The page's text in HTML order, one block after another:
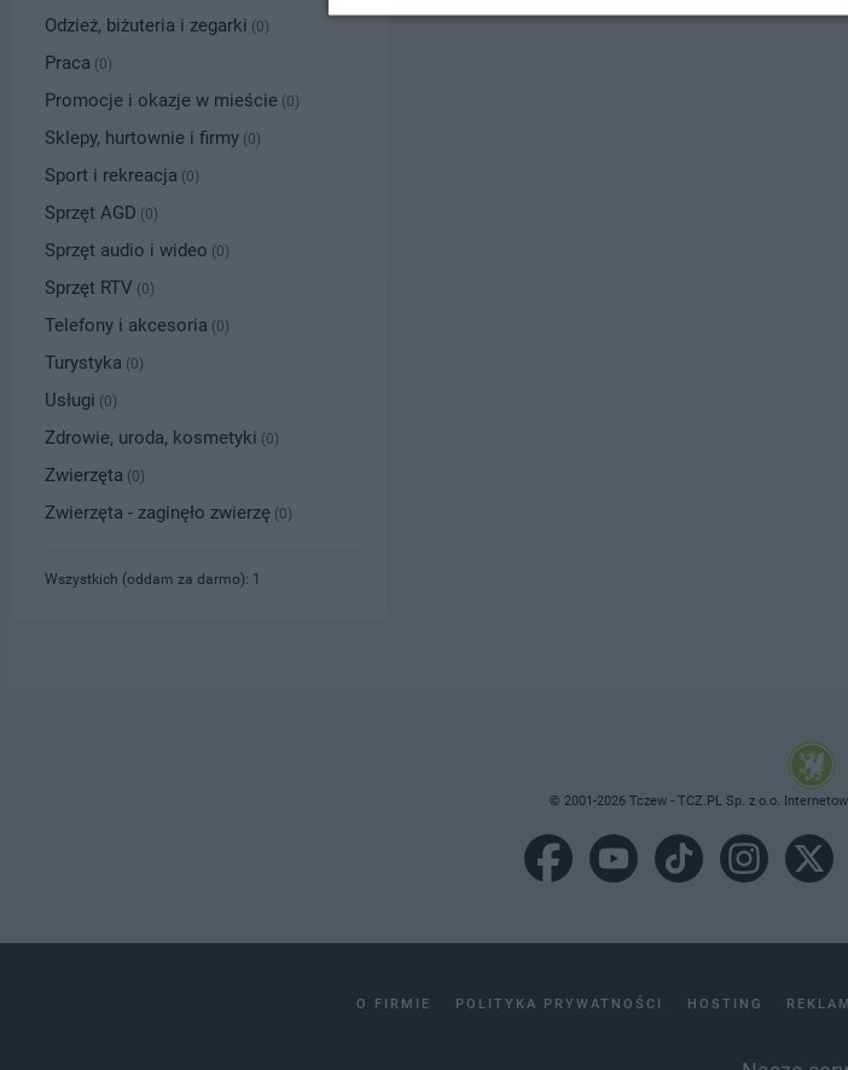
Odzież, biżuteria i zegarki (0)
Praca (0)
Promocje i okazje w mieście (0)
Sklepy, hurtownie i firmy (0)
Sport i rekreacja (0)
Sprzęt AGD (0)
Sprzęt audio i wideo (0)
Sprzęt RTV (0)
Telefony i akcesoria (0)
Turystyka (0)
Usługi (0)
Zdrowie, uroda, kosmetyki (0)
Zwierzęta (0)
Zwierzęta - zaginęło zwierzę (0)
Wszystkich (oddam za darmo): 1
© 2001-2026 Tczew - TCZ.PL Sp. z o.o.
O FIRMIE POLITYKA PRYWATNOŚCI HOSTING